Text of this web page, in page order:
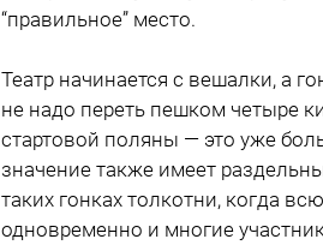
“правильное” место.
Театр начинается с вешалки, а
не надо переть пешком четыре
стартовой поляны — это уже
значение также имеет
таких гонках толкотни, когда
одновременно и многие